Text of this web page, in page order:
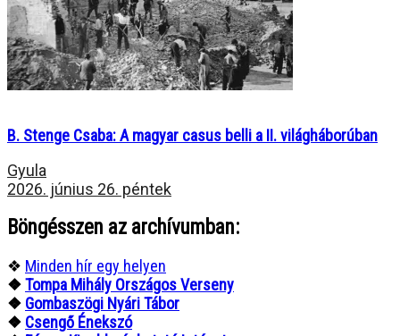
B. Stenge Csaba: A magyar casus belli a II. világháborúban
Gyula
2026. június 26. péntek
Böngésszen az archívumban:
❖ Minden hír egy helyen
❖Tompa Mihály Országos Verseny
❖ Gombaszögi Nyári Tábor
❖ Csengő Énekszó